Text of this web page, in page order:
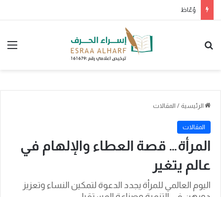
وُعّاظ
الرئيسية / المقالات
المقالات
المرأة… قصة العطاء والإلهام في
عالم يتغير
اليوم العالمي للمرأة يجدد الدعوة لتمكين النساء وتعزيز